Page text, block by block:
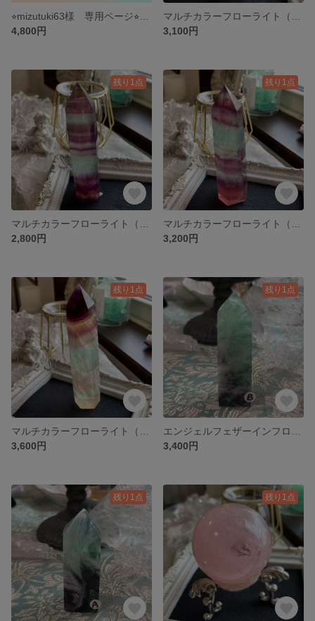
4,800円
3,100円
残り1点
2,800円
残り1点
3,200円
残り1点
3,600円
残り1点
3,400円
残り1点 残り1点